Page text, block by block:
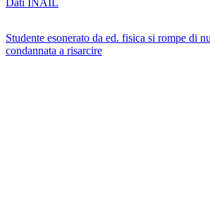
Studente esonerato da ed. fisica si rompe di
condannata a risarcire